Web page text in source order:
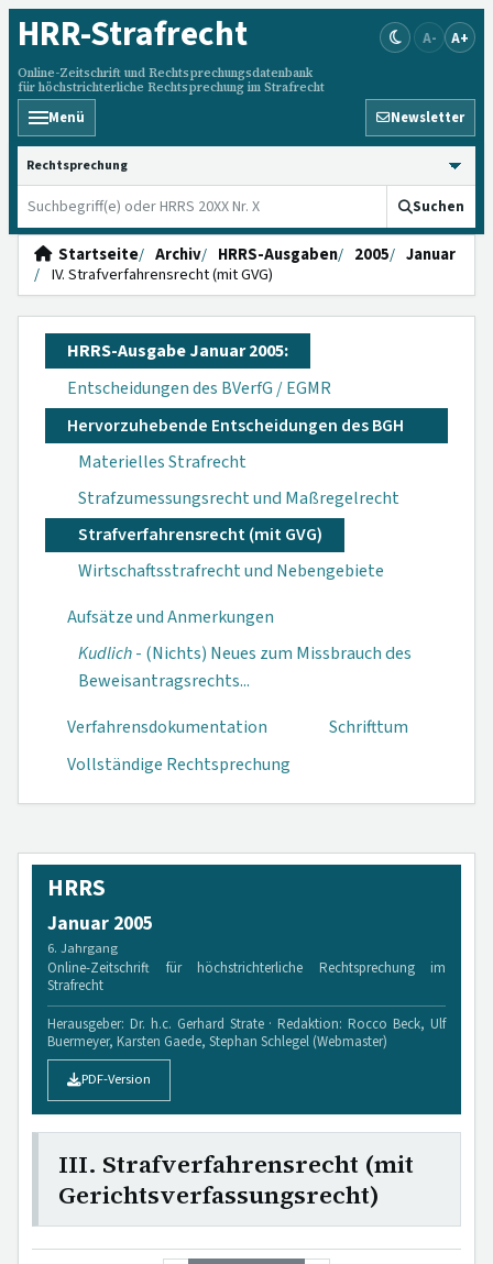
HRR-Strafrecht
Online-Zeitschrift und Rechtsprechungsdatenbank
für höchstrichterliche Rechtsprechung im Strafrecht
A- A+
Menü Newsletter
HRRS durchsuchen
Suchen
Startseite Archiv HRRS-Ausgaben 2005
Januar
IV. Strafverfahrensrecht (mit GVG)
HRRS-Ausgabe Januar 2005:
Entscheidungen des BVerfG / EGMR
Hervorzuhebende Entscheidungen des BGH
Materielles Strafrecht
Strafzumessungsrecht und Maßregelrecht
Strafverfahrensrecht (mit GVG)
Wirtschaftsstrafrecht und Nebengebiete
Aufsätze und Anmerkungen
Kudlich- (Nichts) Neues zum Miss­brauch des
Be­weisantrags­rechts...
Verfahrensdokumen­tation
Schrifttum
Vollständige Rechtsprechung
HRRS
Januar 2005
6. Jahrgang
Online-Zeitschrift für höchstrichterliche Rechtsprechung im
Strafrecht
Herausgeber: Dr. h.c. Gerhard Strate · Redaktion: Rocco Beck, Ulf
Buermeyer, Karsten Gaede, Stephan Schlegel (Webmaster)
PDF-Version
III. Strafverfahrensrecht (mit
Gerichtsverfassungsrecht)